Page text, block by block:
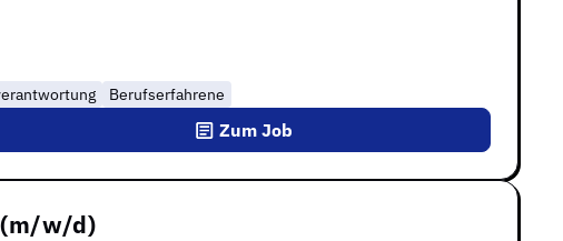
Berufserfahrene
Zum Job
w/d)